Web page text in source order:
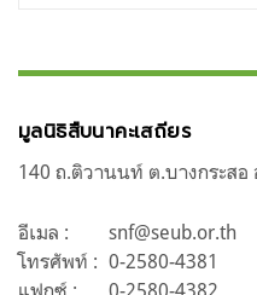
มูลนิธิสืบนาคะเสถียร
140 ถ.ติวานนท์ ต.บางกระส
อีเมล :
snf@seub.or.th
โทรศัพท์ : 0-2580-4381
แฟกซ์ :
0-2580-4382